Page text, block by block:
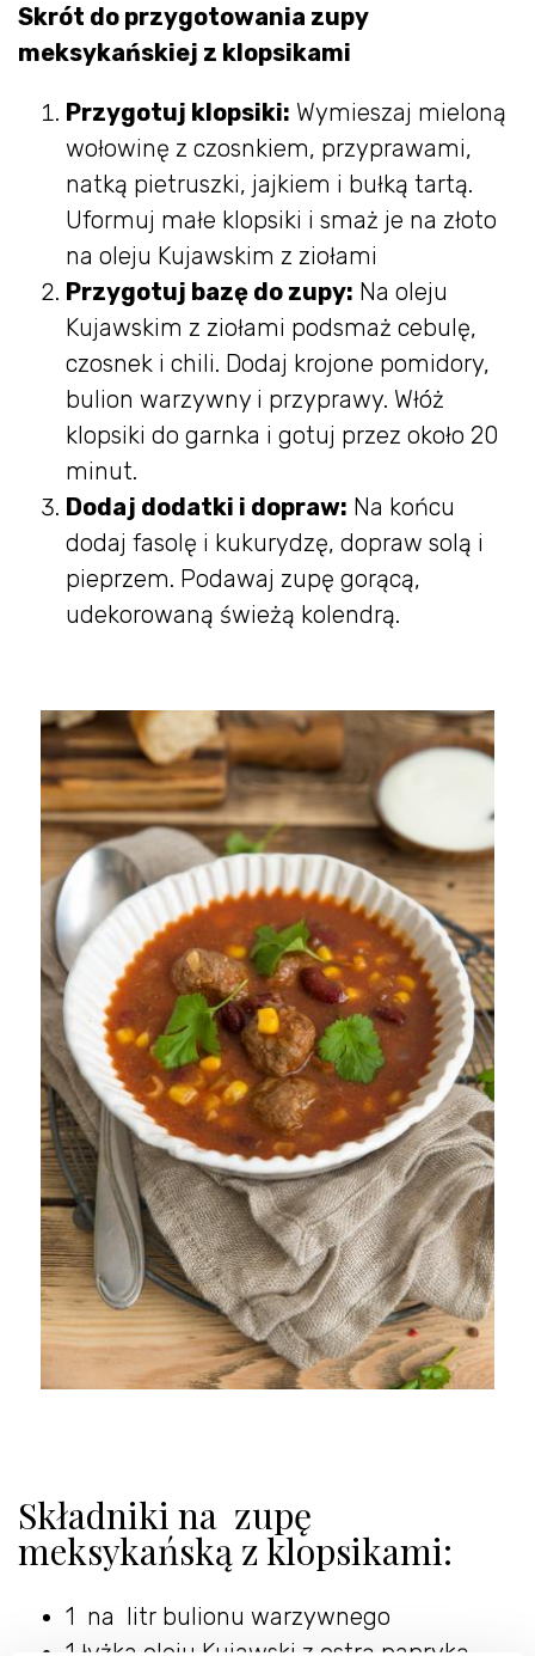
Skrót do przygotowania zupy
meksykańskiej z klopsikami
Przygotuj klopsiki: Wymieszaj mieloną
wołowinę z czosnkiem, przyprawami,
natką pietruszki, jajkiem i bułką tartą.
Uformuj małe klopsiki i smaż je na złoto
na oleju Kujawskim z ziołami
Przygotuj bazę do zupy: Na oleju
Kujawskim z ziołami podsmaż cebulę,
czosnek i chili. Dodaj krojone pomidory,
bulion warzywny i przyprawy. Włóż
klopsiki do garnka i gotuj przez około 20
minut.
Dodaj dodatki i dopraw: Na końcu
dodaj fasolę i kukurydzę, dopraw solą i
pieprzem. Podawaj zupę gorącą,
udekorowaną świeżą kolendrą.
Składniki na zupę
meksykańską z klopsikami:
1 na litr bulionu warzywnego